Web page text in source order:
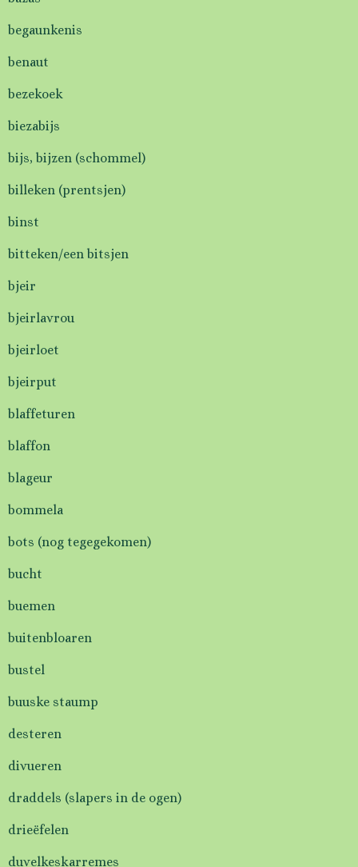
begaunkenis
benaut
bezekoek
biezabijs
bijs, bijzen (schommel)
billeken (prentsjen)
binst
bitteken/een bitsjen
bjeir
bjeirlavrou
bjeirloet
bjeirput
blaffeturen
blaffon
blageur
bommela
bots (nog tegegekomen)
bucht
buemen
buitenbloaren
bustel
buuske staump
desteren
divueren
draddels (slapers in de ogen)
drieëfelen
duvelkeskarremes